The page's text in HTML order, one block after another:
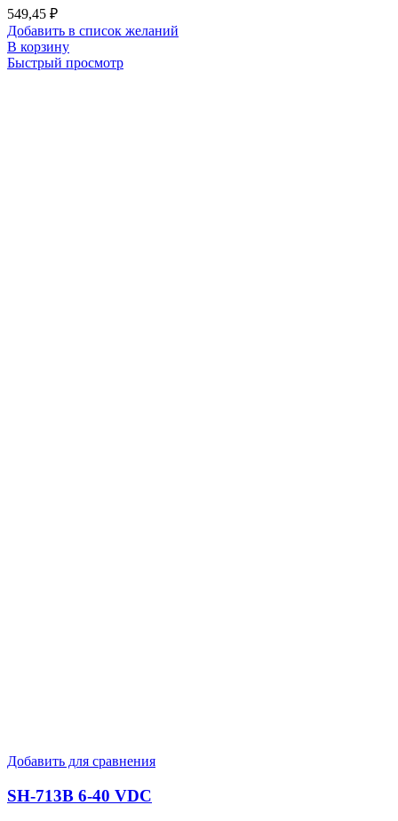
549,45 ₽
Добавить в список желаний
В корзину
Быстрый просмотр
Добавить для сравнения
SH-713B 6-40 VDC